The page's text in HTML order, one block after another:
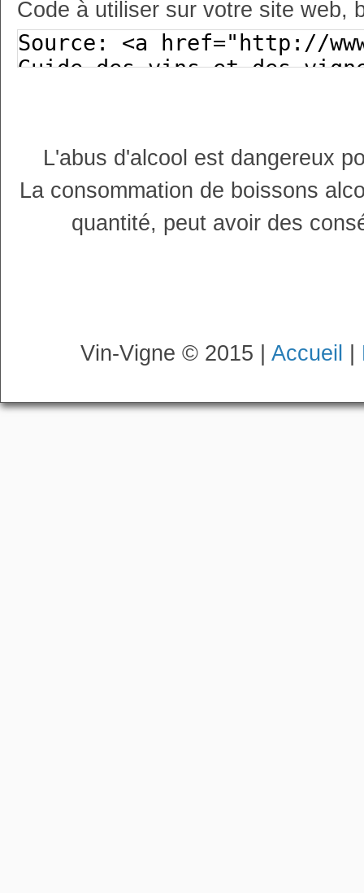
Code à utiliser sur votre site web,
L'abus d'alcool est dangereux
La consommation de boissons
quantité, peut avoir des
Vin-Vigne © 2015 | Accueil